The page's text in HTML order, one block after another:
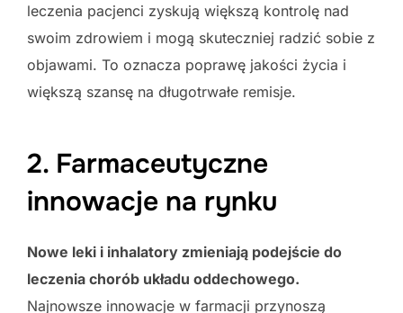
leczenia pacjenci zyskują większą kontrolę nad
swoim zdrowiem i mogą skuteczniej radzić sobie z
objawami. To oznacza poprawę jakości życia i
większą szansę na długotrwałe remisje.
2. Farmaceutyczne
innowacje na rynku
Nowe leki i inhalatory zmieniają podejście do
leczenia chorób układu oddechowego.
Najnowsze innowacje w farmacji przynoszą